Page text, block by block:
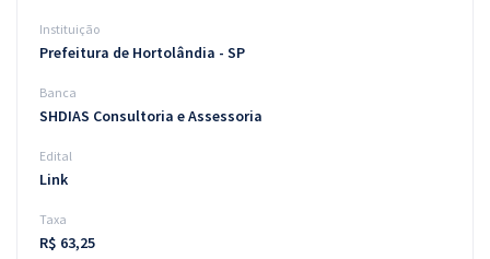
Instituição
Prefeitura de Hortolândia - SP
Banca
SHDIAS Consultoria e Assessoria
Edital
Link
Taxa
R$ 63,25